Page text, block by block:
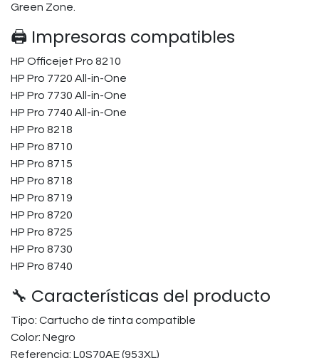
Green Zone.
🖨️ Impresoras compatibles
HP Officejet Pro 8210
HP Pro 7720 All-in-One
HP Pro 7730 All-in-One
HP Pro 7740 All-in-One
HP Pro 8218
HP Pro 8710
HP Pro 8715
HP Pro 8718
HP Pro 8719
HP Pro 8720
HP Pro 8725
HP Pro 8730
HP Pro 8740
🔧 Características del producto
Tipo: Cartucho de tinta compatible
Color: Negro
Referencia: L0S70AE (953XL)